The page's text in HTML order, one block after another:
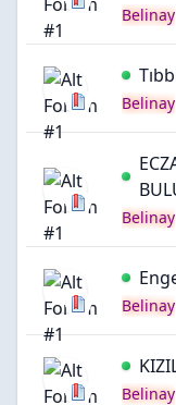
Belinay
Belinay
Belinay
Belinay
Belinay